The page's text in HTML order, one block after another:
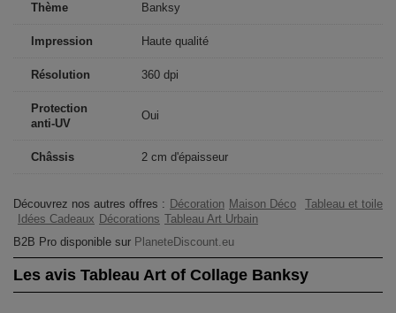
Thème Banksy
Impression Haute qualité
Résolution 360 dpi
Protection
anti-UV
Oui
Châssis 2 cm d'épaisseur
Découvrez nos autres offres : Décoration Maison Déco
Tableau et toile
Idées Cadeaux Décorations Tableau Art Urbain
B2B Pro disponible sur PlaneteDiscount.eu
Les avis Tableau Art of Collage Banksy